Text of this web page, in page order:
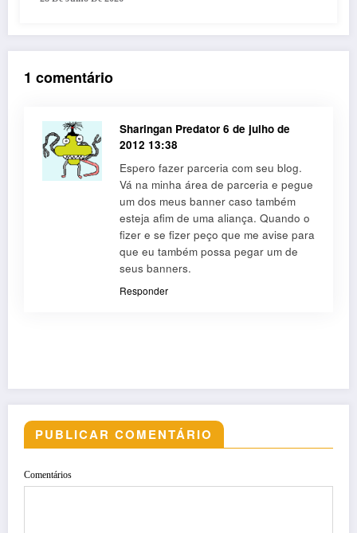
1 comentário
Sharingan Predator 6 de julho de
2012 13:38
Espero fazer parceria com seu blog.
Vá na minha área de parceria e pegue
um dos meus banner caso também
esteja afim de uma aliança. Quando o
fizer e se fizer peço que me avise para
que eu também possa pegar um de
seus banners.
Responder
PUBLICAR COMENTÁRIO
Comentários